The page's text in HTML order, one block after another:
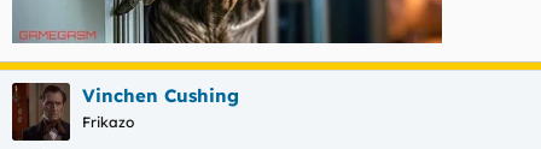
Vinchen Cushing
Frikazo